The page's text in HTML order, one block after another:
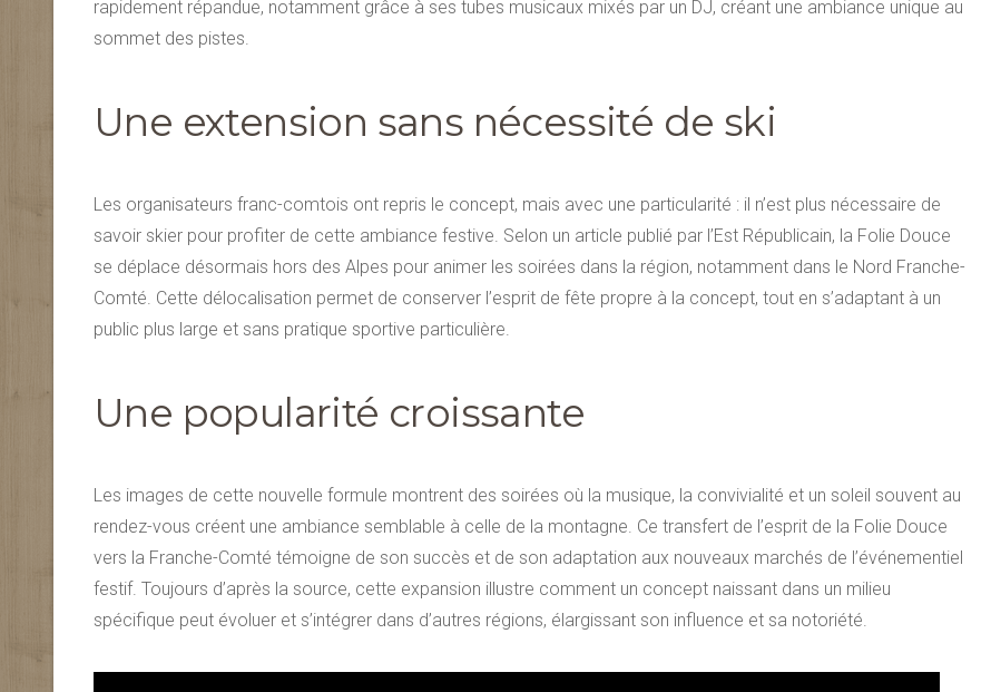
rapidement répandue, notamment grâce à ses tubes musicaux mixés par un DJ, créant une ambiance unique au
sommet des pistes.
Une extension sans nécessité de ski
Les organisateurs franc-comtois ont repris le concept, mais avec une particularité : il n’est plus nécessaire de
savoir skier pour profiter de cette ambiance festive. Selon un article publié par l’Est Républicain, la Folie Douce
se déplace désormais hors des Alpes pour animer les soirées dans la région, notamment dans le Nord Franche-
Comté. Cette délocalisation permet de conserver l’esprit de fête propre à la concept, tout en s’adaptant à un
public plus large et sans pratique sportive particulière.
Une popularité croissante
Les images de cette nouvelle formule montrent des soirées où la musique, la convivialité et un soleil souvent au
rendez-vous créent une ambiance semblable à celle de la montagne. Ce transfert de l’esprit de la Folie Douce
vers la Franche-Comté témoigne de son succès et de son adaptation aux nouveaux marchés de l’événementiel
festif. Toujours d’après la source, cette expansion illustre comment un concept naissant dans un milieu
spécifique peut évoluer et s’intégrer dans d’autres régions, élargissant son influence et sa notoriété.